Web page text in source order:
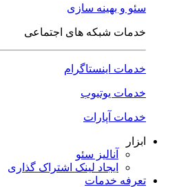
سئو و بهینه سازی
خدمات شبکه های اجتماعی
خدمات اینستاگرام
خدمات یوتیوب
خدمات آپارات
ابزار
آنالیز سئو
ایجاد لینک اشتراک گذاری
تعرفه خدمات